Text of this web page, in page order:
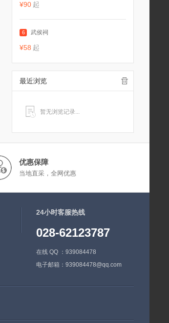
¥90 起
6 武侯祠
¥58 起
最近浏览
暂无浏览记录...
优惠保障
当地直采，全网优惠
24小时客服热线
028-62123787
在线 QQ ：939084478
电子邮箱：939084478@qq.com